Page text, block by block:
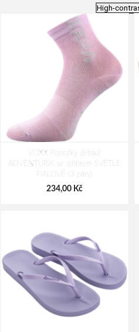
Medico ME-55512 Dětské sandály
šedé
792,00 Kč 990,00 Kč
High-
VOXX Ponožky dětské
ADVENTURIK se stříbrem SVĚTLE
FIALOVÉ (3 páry)
234,00 Kč